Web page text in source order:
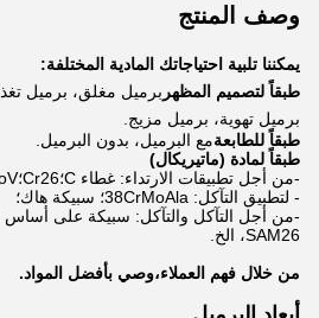
وصف المنتج
يمكننا تلبية احتياجاتك المادية المختلفة:
طبقاً لتصميم المظهر برميل مغلق، برميل
برميل تهوية، برميل مزيج.
طبقاً للطابعةمع البرميل، بدون البرميل.
طبقاً لمادة (ماتيريكال)
-من أجل تطبيقات الارتداء: غطاء C؛Cr26؛Cr12MoV؛W6Mo5Cr4V2؛
- لتطبيق التآكل: 38CrMoAla؛ سبيكة هاك؛
SAM26، الخ.
من خلال فهم العملاء،وصي بأفضل المواد.